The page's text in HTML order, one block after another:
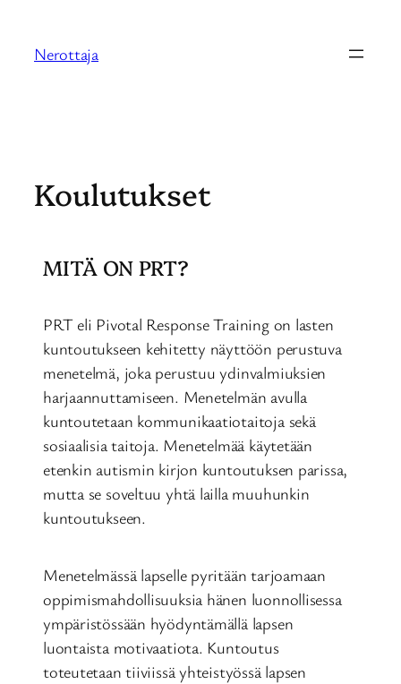
Nerottaja
Koulutukset
MITÄ ON PRT?
PRT eli Pivotal Response Training on lasten
kuntoutukseen kehitetty näyttöön perustuva
menetelmä, joka perustuu ydinvalmiuksien
harjaannuttamiseen. Menetelmän avulla
kuntoutetaan kommunikaatiotaitoja sekä
sosiaalisia taitoja. Menetelmää käytetään
etenkin autismin kirjon kuntoutuksen parissa,
mutta se soveltuu yhtä lailla muuhunkin
kuntoutukseen.
Menetelmässä lapselle pyritään tarjoamaan
oppimismahdollisuuksia hänen luonnollisessa
ympäristössään hyödyntämällä lapsen
luontaista motivaatiota. Kuntoutus
toteutetaan tiiviissä yhteistyössä lapsen